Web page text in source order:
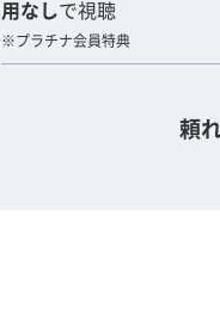
用なしで視聴
※プラチナ会員特典
頼